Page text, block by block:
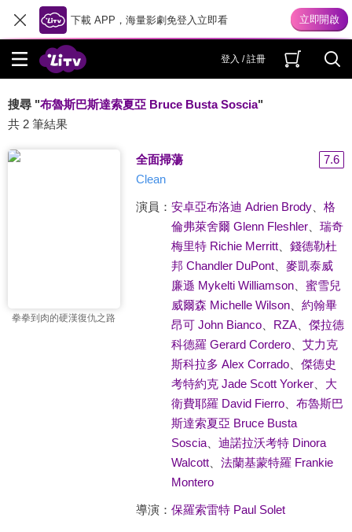
下載 APP，海量影劇免登入立即看
登入 / 註冊
搜尋 "布魯斯巴斯達索夏亞 Bruce Busta Soscia"
共 2 筆結果
拳拳到肉的硬漢復仇之路
全面掃蕩
7.6
Clean
演員： 安卓亞布洛迪 Adrien Brody、 格
倫弗萊舍爾 Glenn Fleshler、 瑞奇
梅里特 Richie Merritt、 錢德勒杜
邦 Chandler DuPont、 麥凱泰威
廉遜 Mykelti Williamson、 蜜雪兒
威爾森 Michelle Wilson、 約翰畢
昂可 John Bianco、 RZA、 傑拉德
科德羅 Gerard Cordero、 艾力克
斯科拉多 Alex Corrado、 傑德史
考特約克 Jade Scott Yorker、 大
衛費耶羅 David Fierro、 布魯斯巴
斯達索夏亞 Bruce Busta
Soscia、 迪諾拉沃考特 Dinora
Walcott、 法蘭基蒙特羅 Frankie
Montero
導演： 保羅索雷特 Paul Solet